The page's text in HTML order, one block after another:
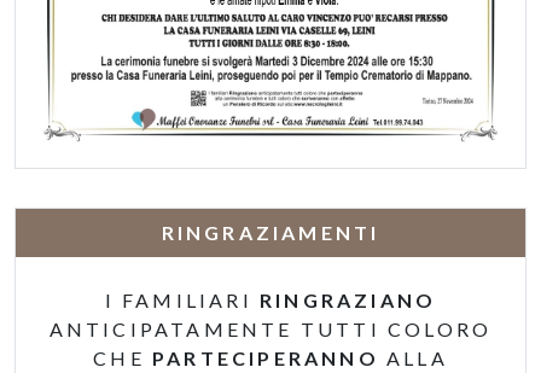
RINGRAZIAMENTI
I FAMILIARI RINGRAZIANO
ANTICIPATAMENTE TUTTI COLORO
CHE PARTECIPERANNO ALLA